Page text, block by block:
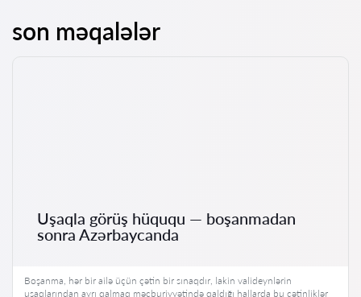
son məqalələr
Uşaqla görüş hüququ — boşanmadan
sonra Azərbaycanda
Boşanma, hər bir ailə üçün çətin bir sınaqdır, lakin valideynlərin
uşaqlarından ayrı qalmaq məcburiyyətində qaldığı hallarda bu çətinliklər